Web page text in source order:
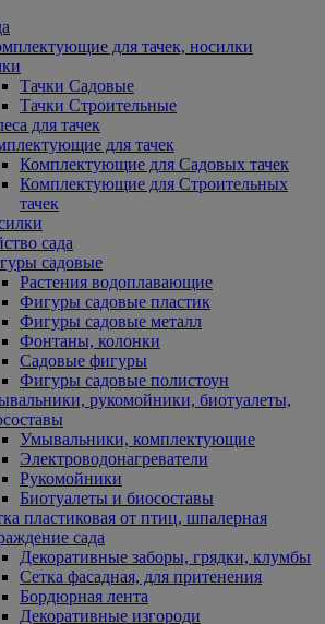
для тачек, носилки
Тачки Садовые
Тачки Строительные
для тачек
для тачек
Комплектующие для Садовых тачек
Комплектующие для Строительных
тачек
сада
садовые
Растения водоплавающие
Фигуры садовые пластик
Фигуры садовые металл
Фонтаны, колонки
Садовые фигуры
Фигуры садовые полистоун
рукомойники, биотуалеты,
Умывальники, комплектующие
Электроводонагреватели
Рукомойники
Биотуалеты и биосоставы
пластиковая от птиц, шпалерная
сада
Декоративные заборы, грядки, клумбы
Сетка фасадная, для притенения
Бордюрная лента
Декоративные изгороди